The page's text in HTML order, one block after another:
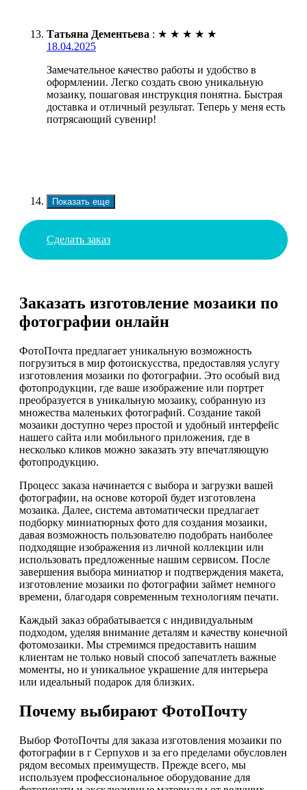
Татьяна Дементьева : ★ ★ ★ ★ ★
18.04.2025
Замечательное качество работы и удобство в
оформлении. Легко создать свою уникальную
мозаику, пошаговая инструкция понятна. Быстрая
доставка и отличный результат. Теперь у меня есть
потрясающий сувенир!
Показать еще
Сделать заказ
Заказать изготовление мозаики по
фотографии онлайн
ФотоПочта предлагает уникальную возможность
погрузиться в мир фотоискусства, предоставляя услугу
изготовления мозаики по фотографии. Это особый вид
фотопродукции, где ваше изображение или портрет
преобразуется в уникальную мозаику, собранную из
множества маленьких фотографий. Создание такой
мозаики доступно через простой и удобный интерфейс
нашего сайта или мобильного приложения, где в
несколько кликов можно заказать эту впечатляющую
фотопродукцию.
Процесс заказа начинается с выбора и загрузки вашей
фотографии, на основе которой будет изготовлена
мозаика. Далее, система автоматически предлагает
подборку миниатюрных фото для создания мозаики,
давая возможность пользователю подобрать наиболее
подходящие изображения из личной коллекции или
использовать предложенные нашим сервисом. После
завершения выбора миниатюр и подтверждения макета,
изготовление мозаики по фотографии займет немного
времени, благодаря современным технологиям печати.
Каждый заказ обрабатывается с индивидуальным
подходом, уделяя внимание деталям и качеству конечной
фотомозаики. Мы стремимся предоставить нашим
клиентам не только новый способ запечатлеть важные
моменты, но и уникальное украшение для интерьера
или идеальный подарок для близких.
Почему выбирают ФотоПочту
Выбор ФотоПочты для заказа изготовления мозаики по
фотографии в г Серпухов и за его пределами обусловлен
рядом весомых преимуществ. Прежде всего, мы
используем профессиональное оборудование для